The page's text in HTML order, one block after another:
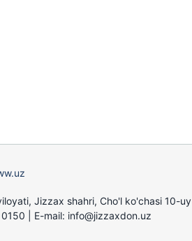
Jizzax shahri, Cho'l ko'chasi 10-uy
| E-mail: info@jizzaxdon.uz